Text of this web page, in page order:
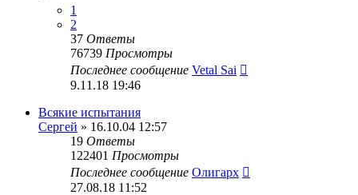
1
2
37 Ответы
76739 Просмотры
Последнее сообщение Vetal Sai
9.11.18 19:46
Всякие испытания
Сергей » 16.10.04 12:57
19 Ответы
122401 Просмотры
Последнее сообщение Олигарх
27.08.18 11:52